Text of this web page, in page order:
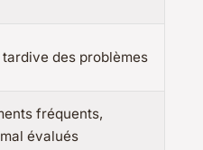
des problèmes
fréquents,
évalués